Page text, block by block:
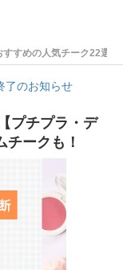
すすめの人気チーク22選
了のお知らせ
プチプラ・デ
ークも！